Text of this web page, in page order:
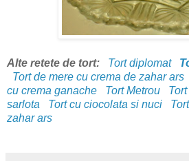
Alte retete de tort: Tort diplomat
Tort de mere cu crema de zahar ars
cu crema ganache
Tort Metrou
sarlota
Tort cu ciocolata si nuci
zahar ars